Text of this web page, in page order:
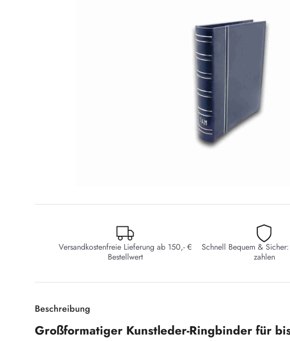
Versandkostenfreie Lieferung ab 150,- €
Bestellwert
Schnell Bequem &
zahlen
Beschreibung
Großformatiger Kunstleder-Ringbinder für